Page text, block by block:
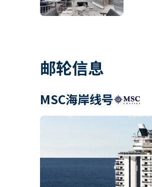
邮轮信息
MSC海岸线号